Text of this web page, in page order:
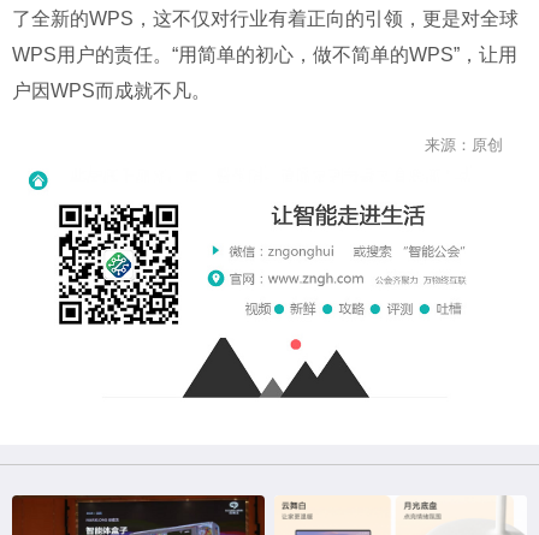
了全新的WPS，这不仅对行业有着正向的引领，更是对全球
WPS用户的责任。“用简单的初心，做不简单的WPS”，让用
户因WPS而成就不凡。
来源：原创